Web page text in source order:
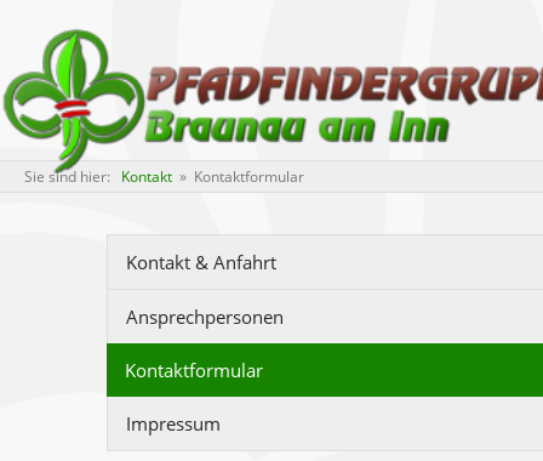
Sie sind hier: Kontakt» Kontaktformular
Kontakt & Anfahrt
Ansprechpersonen
Kontaktformular
Impressum